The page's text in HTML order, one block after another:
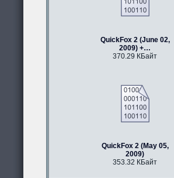
QuickFox 2 (June 02,
2009) +…
370.29 КБайт
QuickFox 2 (May 05,
2009)
353.32 КБайт